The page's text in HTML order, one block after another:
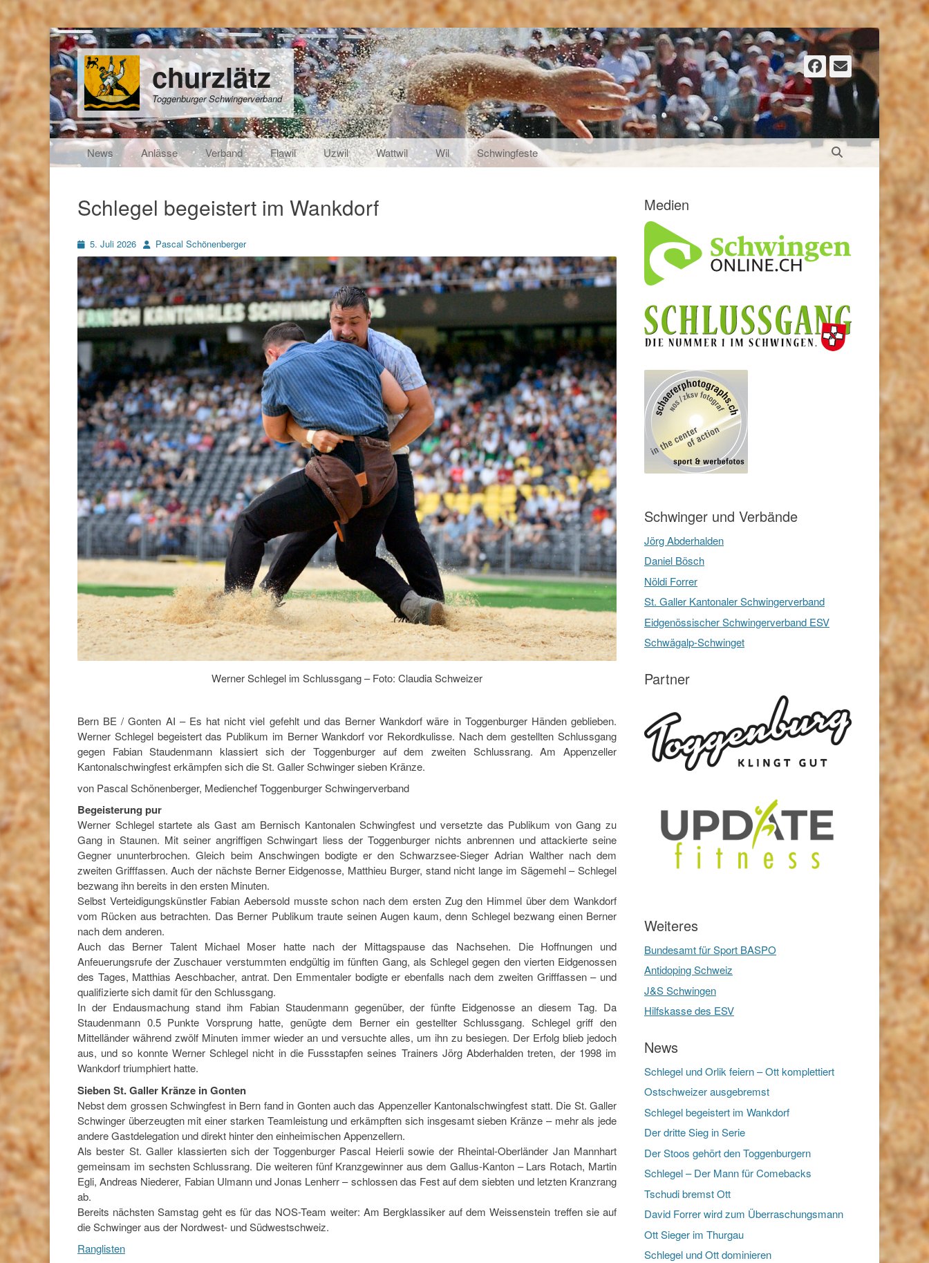
churzlätz
Toggenburger Schwingerverband
Facebook
E-
Mail
Primäres Menü
Zum
Inhalt
News Anlässe Verband Flawil Uzwil Wattwil Wil Schwingfeste Suchen
Schlegel begeistert im Wankdorf
Posted
on
5. Juli 2026 AutorPascal Schönenberger
Werner Schlegel im Schlussgang – Foto: Claudia Schweizer
Bern BE / Gonten AI – Es hat nicht viel gefehlt und das Berner Wankdorf wäre in Toggenburger Händen geblieben.
Werner Schlegel begeistert das Publikum im Berner Wankdorf vor Rekordkulisse. Nach dem gestellten Schlussgang
gegen Fabian Staudenmann klassiert sich der Toggenburger auf dem zweiten Schlussrang. Am Appenzeller
Kantonalschwingfest erkämpfen sich die St. Galler Schwinger sieben Kränze.
von Pascal Schönenberger, Medienchef Toggenburger Schwingerverband
Begeisterung pur
Werner Schlegel startete als Gast am Bernisch Kantonalen Schwingfest und versetzte das Publikum von Gang zu
Gang in Staunen. Mit seiner angriffigen Schwingart liess der Toggenburger nichts anbrennen und attackierte seine
Gegner ununterbrochen. Gleich beim Anschwingen bodigte er den Schwarzsee-Sieger Adrian Walther nach dem
zweiten Grifffassen. Auch der nächste Berner Eidgenosse, Matthieu Burger, stand nicht lange im Sägemehl – Schlegel
bezwang ihn bereits in den ersten Minuten.
Selbst Verteidigungskünstler Fabian Aebersold musste schon nach dem ersten Zug den Himmel über dem Wankdorf
vom Rücken aus betrachten. Das Berner Publikum traute seinen Augen kaum, denn Schlegel bezwang einen Berner
nach dem anderen.
Auch das Berner Talent Michael Moser hatte nach der Mittagspause das Nachsehen. Die Hoffnungen und
Anfeuerungsrufe der Zuschauer verstummten endgültig im fünften Gang, als Schlegel gegen den vierten Eidgenossen
des Tages, Matthias Aeschbacher, antrat. Den Emmentaler bodigte er ebenfalls nach dem zweiten Grifffassen – und
qualifizierte sich damit für den Schlussgang.
In der Endausmachung stand ihm Fabian Staudenmann gegenüber, der fünfte Eidgenosse an diesem Tag. Da
Staudenmann 0.5 Punkte Vorsprung hatte, genügte dem Berner ein gestellter Schlussgang. Schlegel griff den
Mittelländer während zwölf Minuten immer wieder an und versuchte alles, um ihn zu besiegen. Der Erfolg blieb jedoch
aus, und so konnte Werner Schlegel nicht in die Fussstapfen seines Trainers Jörg Abderhalden treten, der 1998 im
Wankdorf triumphiert hatte.
Sieben St. Galler Kränze in Gonten
Nebst dem grossen Schwingfest in Bern fand in Gonten auch das Appenzeller Kantonalschwingfest statt. Die St. Galler
Schwinger überzeugten mit einer starken Teamleistung und erkämpften sich insgesamt sieben Kränze – mehr als jede
andere Gastdelegation und direkt hinter den einheimischen Appenzellern.
Als bester St. Galler klassierten sich der Toggenburger Pascal Heierli sowie der Rheintal-Oberländer Jan Mannhart
gemeinsam im sechsten Schlussrang. Die weiteren fünf Kranzgewinner aus dem Gallus-Kanton – Lars Rotach, Martin
Egli, Andreas Niederer, Fabian Ulmann und Jonas Lenherr – schlossen das Fest auf dem siebten und letzten Kranzrang
ab.
Bereits nächsten Samstag geht es für das NOS-Team weiter: Am Bergklassiker auf dem Weissenstein treffen sie auf
die Schwinger aus der Nordwest- und Südwestschweiz.
Ranglisten
Medien
Schwinger und Verbände
Jörg Abderhalden
Daniel Bösch
Nöldi Forrer
St. Galler Kantonaler Schwingerverband
Eidgenössischer Schwingerverband ESV
Schwägalp-Schwinget
Partner
Weiteres
Bundesamt für Sport BASPO
Antidoping Schweiz
J&S Schwingen
Hilfskasse des ESV
News
Schlegel und Orlik feiern – Ott komplettiert
Ostschweizer ausgebremst
Schlegel begeistert im Wankdorf
Der dritte Sieg in Serie
Der Stoos gehört den Toggenburgern
Schlegel – Der Mann für Comebacks
Tschudi bremst Ott
David Forrer wird zum Überraschungsmann
Ott Sieger im Thurgau
Schlegel und Ott dominieren